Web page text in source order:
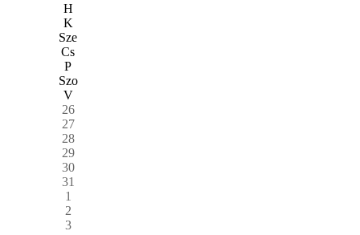
H
K
Sze
Cs
P
Szo
V
26
27
28
29
30
31
1
2
3